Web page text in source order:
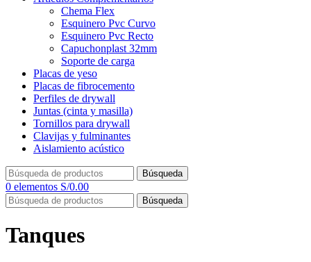
Chema Flex
Esquinero Pvc Curvo
Esquinero Pvc Recto
Capuchonplast 32mm
Soporte de carga
Placas de yeso
Placas de fibrocemento
Perfiles de drywall
Juntas (cinta y masilla)
Tornillos para drywall
Clavijas y fulminantes
Aislamiento acústico
Búsqueda
0 elementos S/0.00
Búsqueda
Tanques